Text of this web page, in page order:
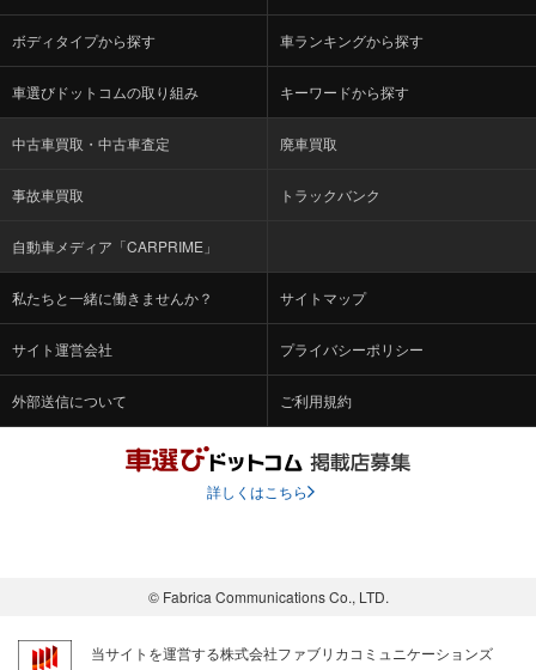
ボディタイプから探す 車ランキングから探す
車選びドットコムの取り組み キーワードから探す
中古車買取・中古車査定 廃車買取
事故車買取 トラックバンク
自動車メディア「CARPRIME」
私たちと一緒に働きませんか？ サイトマップ
サイト運営会社 プライバシーポリシー
外部送信について ご利用規約
詳しくはこちら
© Fabrica Communications Co., LTD.
当サイトを運営する株式会社ファブリカコミュニケーションズ